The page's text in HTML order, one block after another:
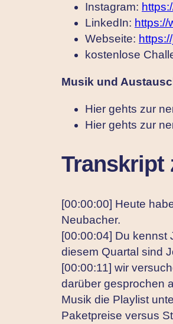
Instagram:
LinkedIn:
Webseite:
kostenlose
Musik und
Hier gehts zur
Hier gehts zur
Transkript
[00:00:00] Heute
Neubacher.
[00:00:04] Du kennst
diesem Quartal sind
[00:00:11] wir
darüber gesprochen
Musik die Playlist
Paketpreise versus